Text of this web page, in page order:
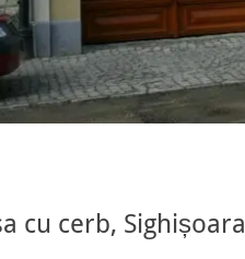
cu cerb, Sighișoara